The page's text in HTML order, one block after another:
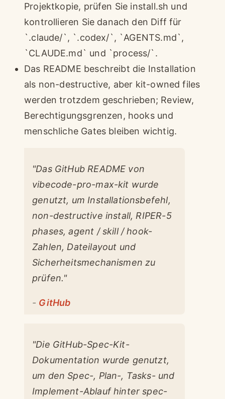
Projektkopie, prüfen Sie install.sh und
kontrollieren Sie danach den Diff für
`.claude/`, `.codex/`, `AGENTS.md`,
`CLAUDE.md` und `process/`.
Das README beschreibt die Installation
als non-destructive, aber kit-owned files
werden trotzdem geschrieben; Review,
Berechtigungsgrenzen, hooks und
menschliche Gates bleiben wichtig.
"Das GitHub README von
vibecode-pro-max-kit wurde
genutzt, um Installationsbefehl,
non-destructive install, RIPER-5
phases, agent / skill / hook-
Zahlen, Dateilayout und
Sicherheitsmechanismen zu
prüfen."
- GitHub
"Die GitHub-Spec-Kit-
Dokumentation wurde genutzt,
um den Spec-, Plan-, Tasks- und
Implement-Ablauf hinter spec-